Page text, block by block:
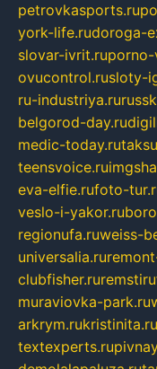
petrovkasports.ru
york-life.rudoroga-
slovar-ivrit.ru
ovucontrol.rusloty-
ru-industriya.ru
belgorod-day.ru
medic-today.ru
teensvoice.ru
eva-elfie.rufoto-
veslo-i-yakor.ru
regionufa.ruweiss-
universalia.ru
clubfisher.ru
muraviovka-park.ru
arkrym.rukristinita.ru
textexperts.ru